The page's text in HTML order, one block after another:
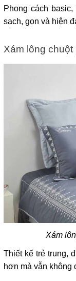
Phong cách
sạch, gọn và hiện
Xám lông
Xám
Thiết kế trẻ trung,
hơn mà vẫn không